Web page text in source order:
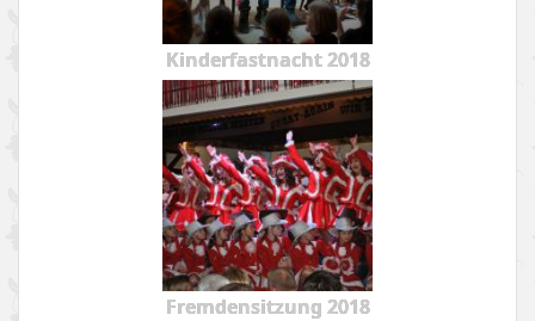
Kinderfastnacht 2018
Fremdensitzung 2018